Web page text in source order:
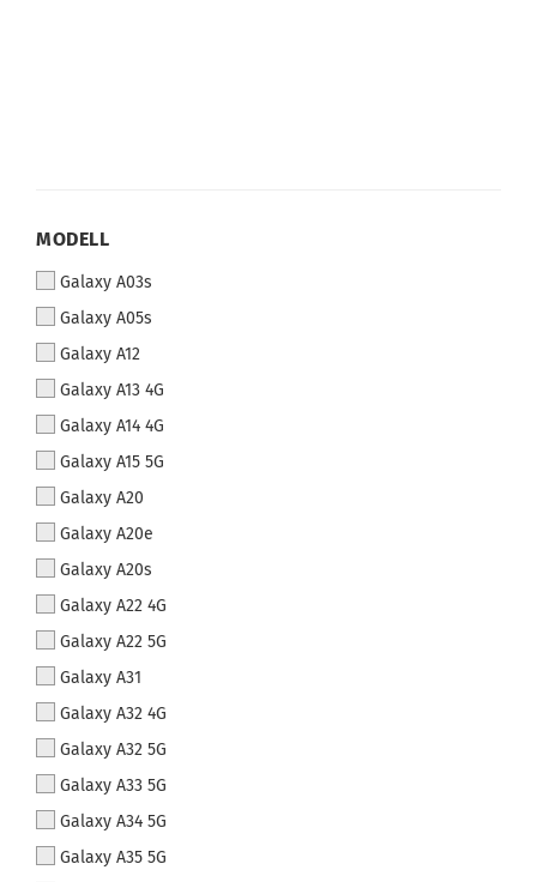
MODELL
Galaxy A03s
Galaxy A05s
Galaxy A12
Galaxy A13 4G
Galaxy A14 4G
Galaxy A15 5G
Galaxy A20
Galaxy A20e
Galaxy A20s
Galaxy A22 4G
Galaxy A22 5G
Galaxy A31
Galaxy A32 4G
Galaxy A32 5G
Galaxy A33 5G
Galaxy A34 5G
Galaxy A35 5G